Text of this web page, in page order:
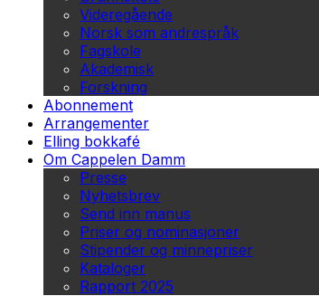
Videregående
Norsk som andrespråk
Fagskole
Akademisk
Forskning
Abonnement
Arrangementer
Elling bokkafé
Om Cappelen Damm
Presse
Nyhetsbrev
Send inn manus
Priser og nominasjoner
Stipender og minnepriser
Kataloger
Rapport 2025